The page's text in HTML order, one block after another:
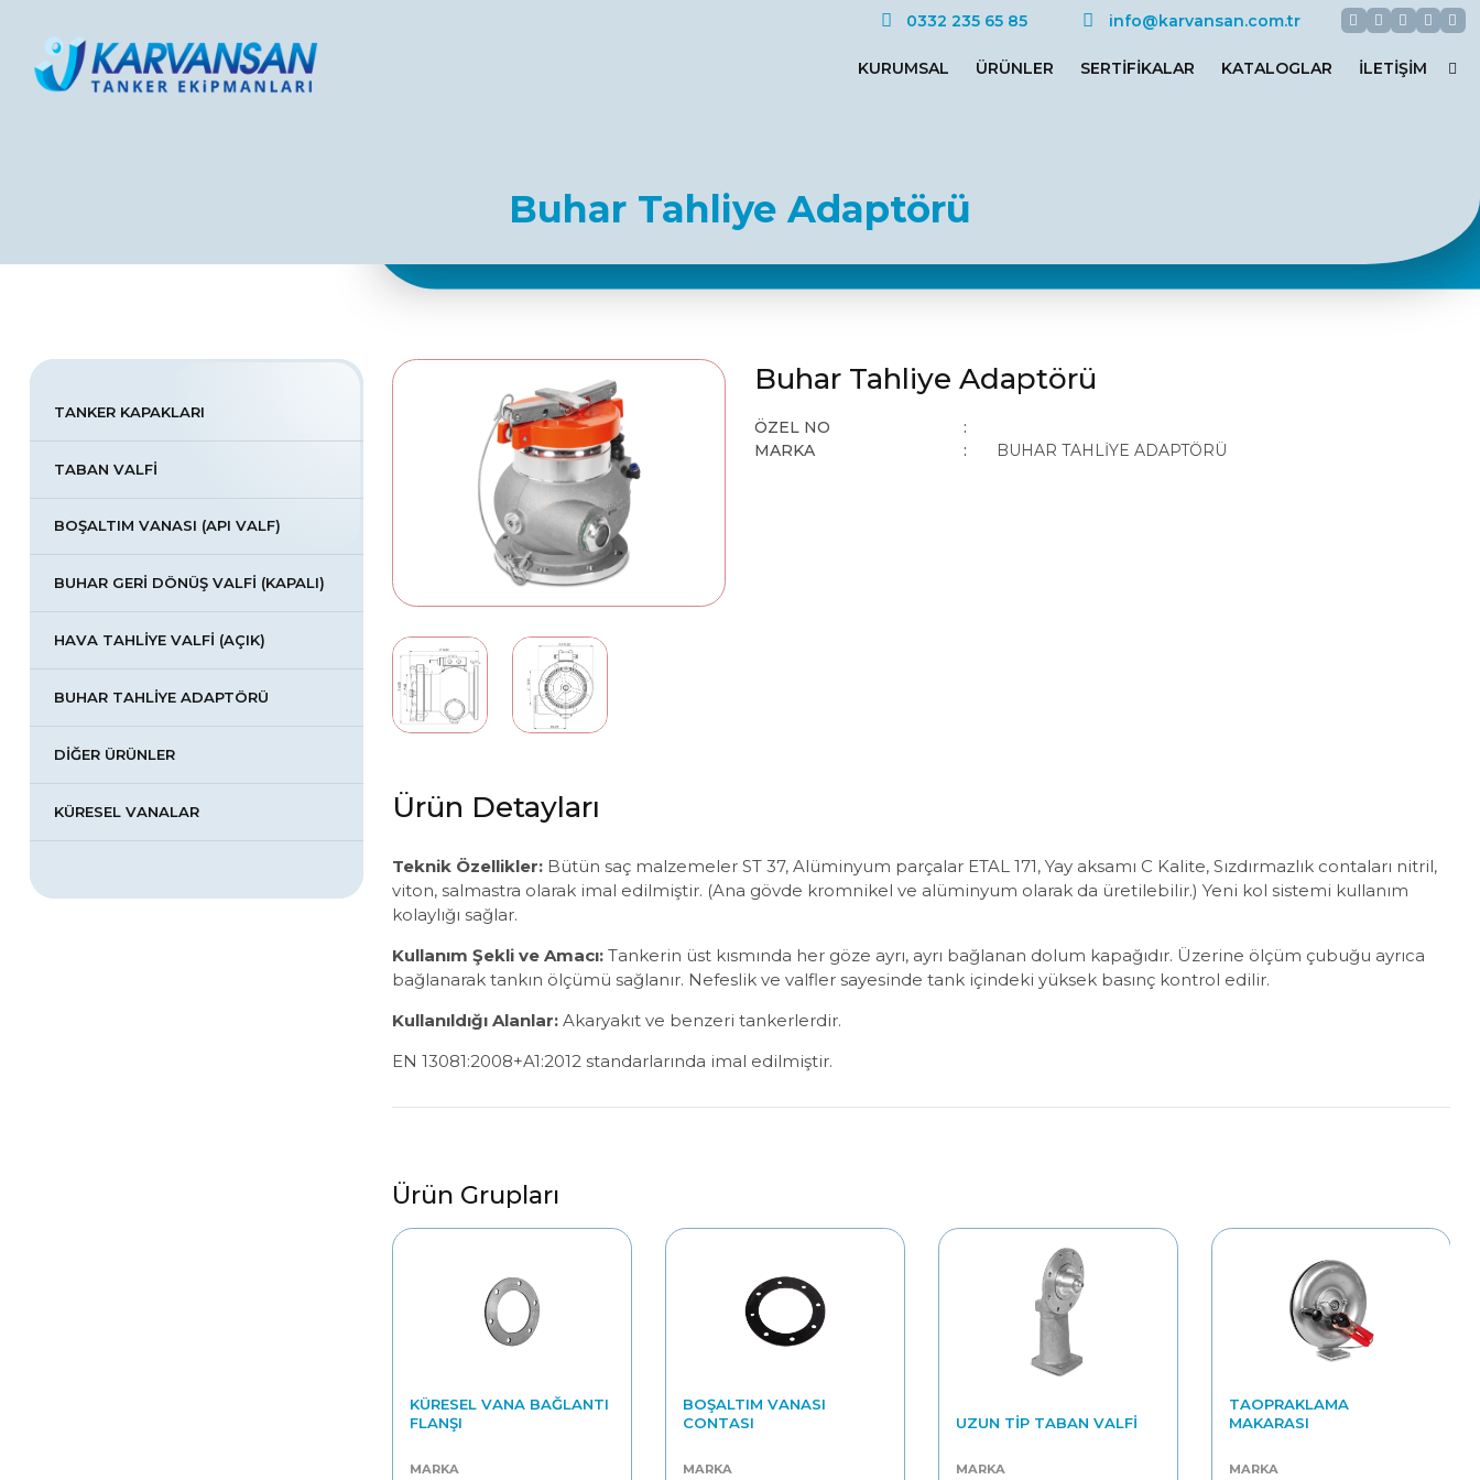
Karvansan Tanker Ekipmanları KURUMSAL ÜRÜNLER SERTIFIKALAR KATALOGLAR İLETIŞIM
0332 235 65 85 info@karvansan.com.tr Facebook
TwitterGoogle+
Buhar Tahliye Adaptörü
Buhar Tahliye Adaptörü
ÖZEL NO
MARKA
BUHAR TAHLİYE ADAPTÖRÜ
Ürün Detayları
Teknik Özellikler:Bütün saç malzemeler ST 37, Alüminyum parçalar ETAL 171, Yay aksamı C Kalite, Sızdırmazlık contaları nitril,
viton, salmastra olarak imal edilmiştir. (Ana gövde kromnikel ve alüminyum olarak da üretilebilir.) Yeni kol sistemi kullanım
kolaylığı sağlar.
Kullanım Şekli ve Amacı:Tankerin üst kısmında her göze ayrı, ayrı bağlanan dolum kapağıdır. Üzerine ölçüm çubuğu ayrıca
bağlanarak tankın ölçümü sağlanır. Nefeslik ve valfler sayesinde tank içindeki yüksek basınç kontrol edilir.
Kullanıldığı Alanlar:Akaryakıt ve benzeri tankerlerdir.
EN 13081:2008+A1:2012 standarlarında imal edilmiştir.
Ürün Grupları
KÜRESEL VANA BAĞLANTI
FLANŞI
MARKA
BOŞALTIM VANASI
CONTASI
MARKA
UZUN TIP TABAN VALFI
MARKA
TAOPRAKLAMA
MAKARASI
MARKA
TANKER KAPAKLARI
TABAN VALFİ
BOŞALTIM VANASI (API VALF)
BUHAR GERİ DÖNÜŞ VALFİ (KAPALI)
HAVA TAHLİYE VALFİ (AÇIK)
BUHAR TAHLİYE ADAPTÖRÜ
DİĞER ÜRÜNLER
KÜRESEL VANALAR